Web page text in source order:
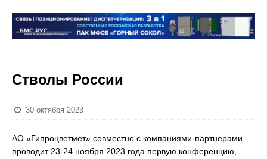
Стволы России
30 октября 2023
АО «Гипроцветмет» совместно с компаниями-партнерами
проводит 23-24 ноября 2023 года первую конференцию,